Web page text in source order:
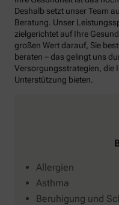
Deshalb setzt unser Team
Beratung. Unser
zielgerichtet auf Ihre
großen Wert darauf, Sie
beraten – das gelingt uns
Versorgungsstrategien, die
Unterstützung bieten.
Allergien
Asthma
Beruhigung und